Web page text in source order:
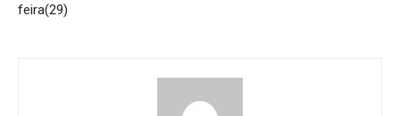
feira(29)